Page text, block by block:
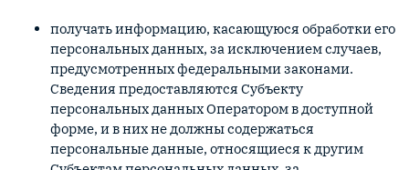
получать информацию, касающуюся обработки его
персональных данных, за исключением случаев,
предусмотренных федеральными законами.
Сведения предоставляются Субъекту
персональных данных Оператором в доступной
форме, и в них не должны содержаться
персональные данные, относящиеся к другим